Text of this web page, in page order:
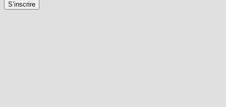
S’inscrire